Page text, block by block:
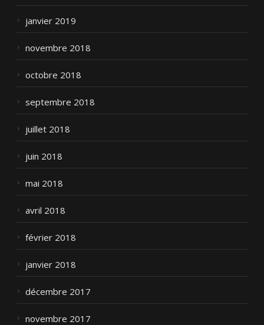
janvier 2019
novembre 2018
octobre 2018
septembre 2018
juillet 2018
juin 2018
mai 2018
avril 2018
février 2018
janvier 2018
décembre 2017
novembre 2017